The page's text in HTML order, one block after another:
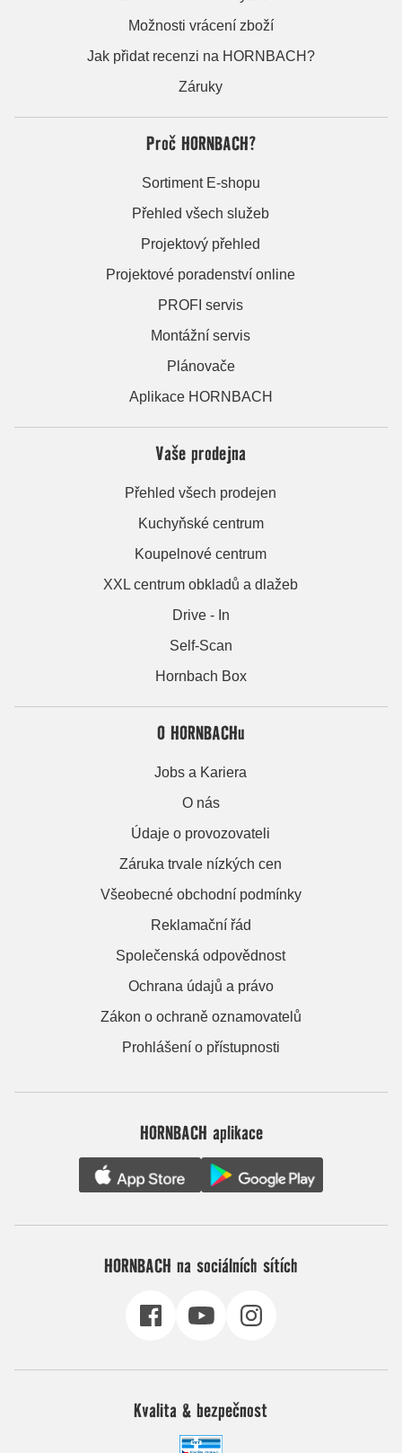
Možnosti vrácení zboží
Jak přidat recenzi na HORNBACH?
Záruky
Proč HORNBACH?
Sortiment E-shopu
Přehled všech služeb
Projektový přehled
Projektové poradenství online
PROFI servis
Montážní servis
Plánovače
Aplikace HORNBACH
Vaše prodejna
Přehled všech prodejen
Kuchyňské centrum
Koupelnové centrum
XXL centrum obkladů a dlažeb
Drive - In
Self-Scan
Hornbach Box
O HORNBACHu
Jobs a Kariera
O nás
Údaje o provozovateli
Záruka trvale nízkých cen
Všeobecné obchodní podmínky
Reklamační řád
Společenská odpovědnost
Ochrana údajů a právo
Zákon o ochraně oznamovatelů
Prohlášení o přístupnosti
HORNBACH aplikace
HORNBACH na sociálních sítích
Kvalita & bezpečnost